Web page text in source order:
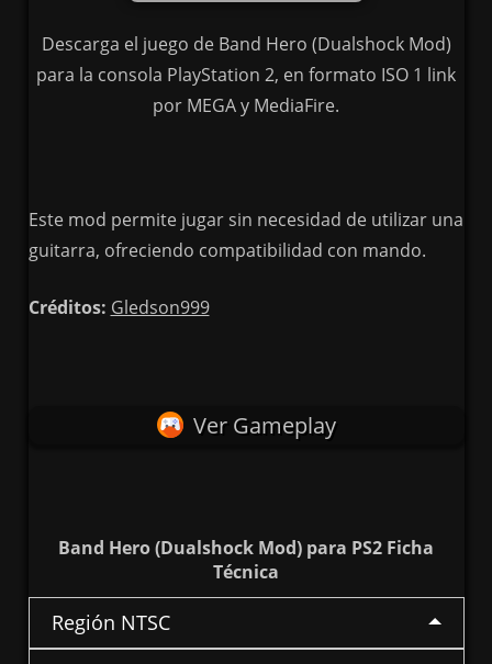
Descarga el juego de Band Hero (Dualshock Mod)
para la consola PlayStation 2, en formato ISO 1 link
por MEGA y MediaFire.
Este mod permite jugar sin necesidad de utilizar una
guitarra, ofreciendo compatibilidad con mando.
Créditos: Gledson999
Ver Gameplay
Band Hero (Dualshock Mod) para PS2 Ficha
Técnica
Región NTSC